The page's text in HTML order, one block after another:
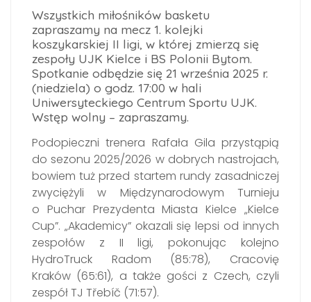
Wszystkich miłośników basketu
zapraszamy na mecz 1. kolejki
koszykarskiej II ligi, w której zmierzą się
zespoły UJK Kielce i BS Polonii Bytom.
Spotkanie odbędzie się 21 września 2025 r.
(niedziela) o godz. 17:00 w hali
Uniwersyteckiego Centrum Sportu UJK.
Wstęp wolny – zapraszamy.
Podopieczni trenera Rafała Gila przystąpią
do sezonu 2025/2026 w dobrych nastrojach,
bowiem tuż przed startem rundy zasadniczej
zwyciężyli w Międzynarodowym Turnieju
o Puchar Prezydenta Miasta Kielce „Kielce
Cup”. „Akademicy” okazali się lepsi od innych
zespołów z II ligi, pokonując kolejno
HydroTruck Radom (85:78), Cracovię
Kraków (65:61), a także gości z Czech, czyli
zespół TJ Třebíč (71:57).